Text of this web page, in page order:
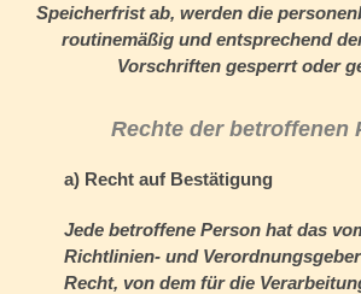
Speicherfrist ab, werden die
routinemäßig und entsprechend
Vorschriften gesperrt oder
Rechte der betroffenen
a) Recht auf Bestätigung
Jede betroffene Person hat das
Richtlinien- und
Recht, von dem für die